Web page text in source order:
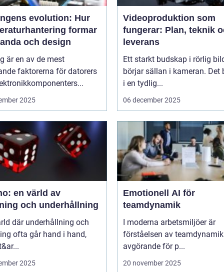
evolution: Hur
formar
och design
är en av de mest
faktorerna för datorers
2025
Videoproduktion som
fungerar: Plan, teknik
leverans
Ett starkt budskap i rörlig
börjar sällan i kameran. Det
i en tydlig...
06 december 2025
en värld av
och underhållning
där underhållning och
ofta går hand i hand,
2025
Emotionell AI för
teamdynamik
I moderna arbetsmiljöer är
förståelsen av teamdynamik
avgörande för p...
20 november 2025